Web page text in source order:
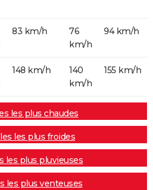
83 km/h
76
km/h
94 km/h
148 km/h
140
km/h
155 km/h
les plus chaudes
les plus froides
les plus pluvieuses
les plus venteuses